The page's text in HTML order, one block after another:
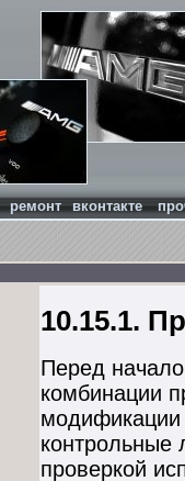
ремонт вконтакте
10.15.1.
Перед
комбинации
модификации
контрольные
проверкой